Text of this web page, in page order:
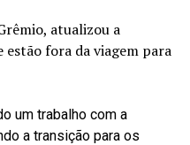
atualizou a
fora da viagem para
um trabalho com a
a transição para os